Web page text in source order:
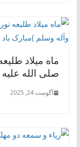
ماه میلاد
صلی الله
آگوست 24, 2025